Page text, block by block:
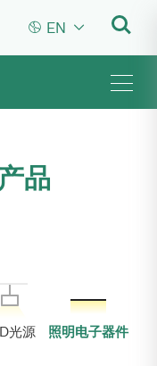
 EN 
品
光源 照明电子器件